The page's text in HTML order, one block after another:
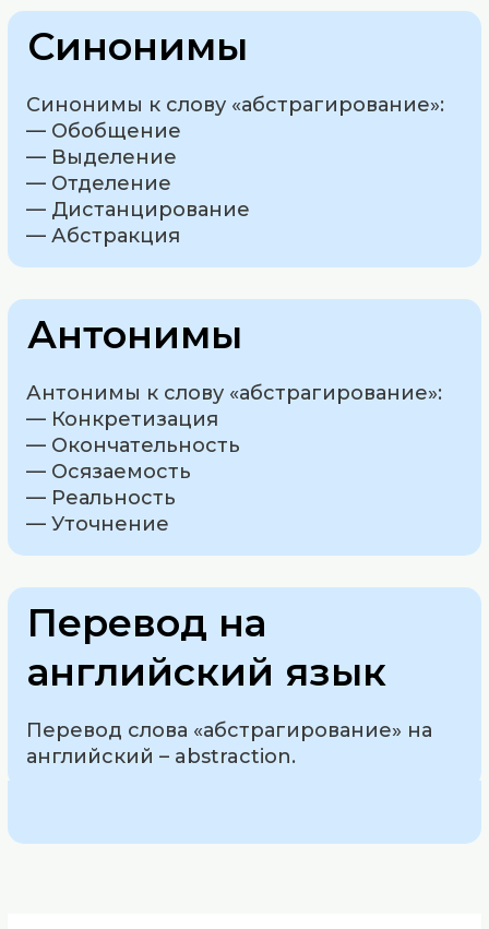
Синонимы
Синонимы к слову «абстрагирование»:
— Обобщение
— Выделение
— Отделение
— Дистанцирование
— Абстракция
Антонимы
Антонимы к слову «абстрагирование»:
— Конкретизация
— Окончательность
— Осязаемость
— Реальность
— Уточнение
Перевод на
английский язык
Перевод слова «абстрагирование» на
английский – abstraction.